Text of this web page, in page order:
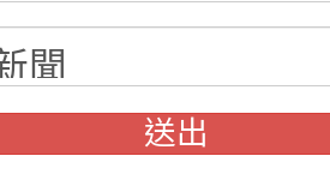
署辦理性別平
與教學人才庫
案， 請教師
集
園市交通局
摺2.0」全民
政府家庭教育
孫樂淘桃－祖
關銓敘部建置
送出